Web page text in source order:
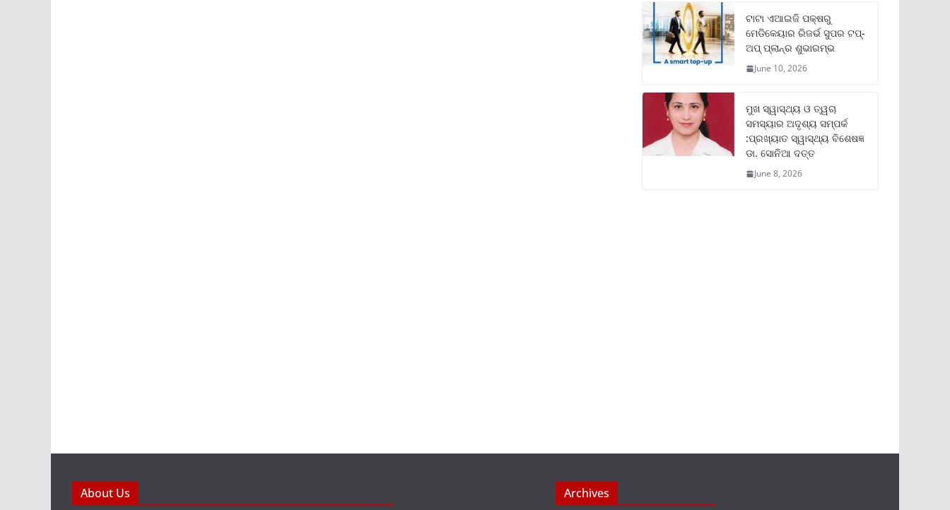
ଟାଟା ଏଆଇଜି ପକ୍ଷରୁ
ମେଡିକେୟାର ରିଜର୍ଭ ସୁପର ଟପ୍‌-
ଅପ୍ ପ୍ଲାନ୍‌ର ଶୁଭାରମ୍ଭ
June 10, 2026
ମୁଖ ସ୍ୱାସ୍ଥ୍ୟ ଓ ତ୍ୱଚା
ସମସ୍ୟାର ଅଦୃଶ୍ୟ ସମ୍ପର୍କ
:ପ୍ରଖ୍ୟାତ ସ୍ୱାସ୍ଥ୍ୟ ବିଶେଷଜ୍ଞ
ଡା. ସୋନିଆ ଦତ୍ତ
June 8, 2026
About Us Archives